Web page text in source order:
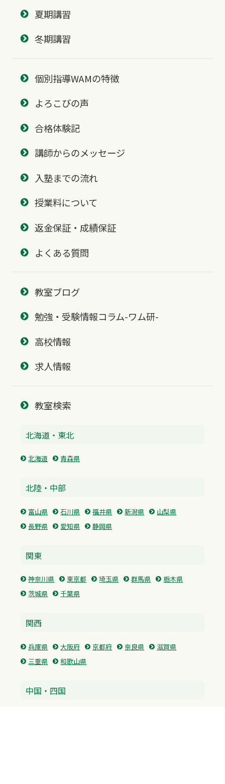
夏期講習
冬期講習
個別指導WAMの特徴
よろこびの声
合格体験記
講師からのメッセージ
入塾までの流れ
授業料について
返金保証・成績保証
よくある質問
教室ブログ
勉強・受験情報コラム-ワム研-
高校情報
求人情報
教室検索
北海道・東北
北海道 青森県
北陸・中部
富山県 石川県 福井県 新潟県
山梨県
長野県
愛知県 静岡県
関東
神奈川県 東京都 埼玉県 群馬県
栃木県
茨城県
千葉県
関西
兵庫県 大阪府 京都府 奈良県
滋賀県
三重県
和歌山県
中国・四国